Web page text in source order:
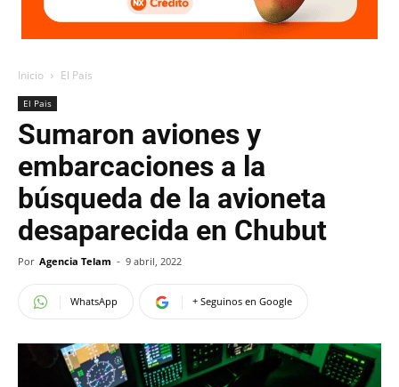
Inicio El Pais
El Pais
Sumaron aviones y
embarcaciones a la
búsqueda de la avioneta
desaparecida en Chubut
Por Agencia Telam - 9 abril, 2022
WhatsApp + Seguinos en Google